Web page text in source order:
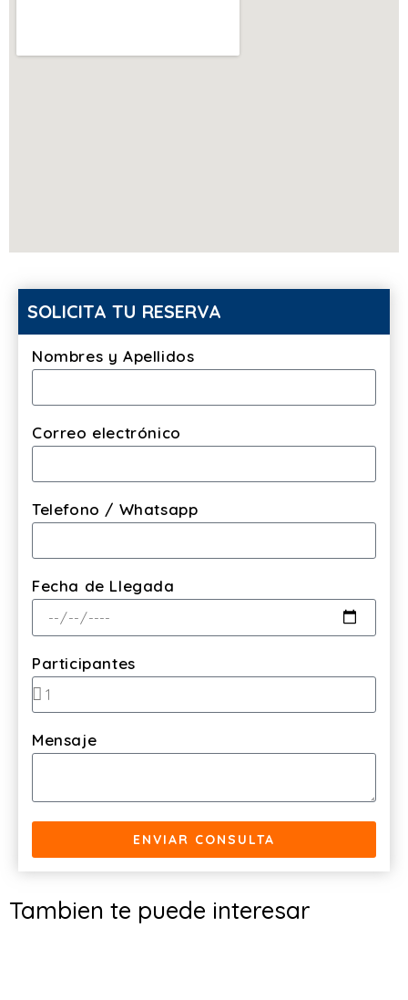
SOLICITA TU RESERVA
Nombres y Apellidos
Correo electrónico
Telefono / Whatsapp
Fecha de Llegada
Participantes
Mensaje
ENVIAR CONSULTA
Tambien te puede interesar